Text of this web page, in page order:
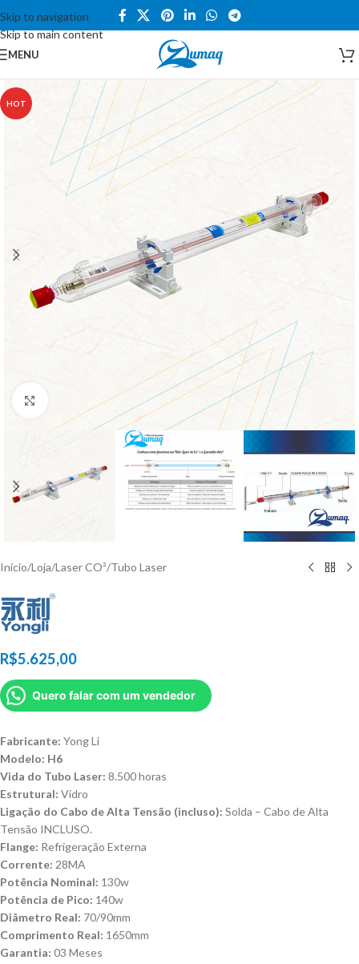
Skip to navigation
Skip to main content
MENU
HOT
Click to enlarge
Início/Loja/Laser CO²/Tubo Laser
R$5.625,00
Quero falar com um vendedor
Fabricante: Yong Li
Modelo: H6
Vida do Tubo Laser: 8.500 horas
Estrutural: Vidro
Ligação do Cabo de Alta Tensão (incluso): Solda – Cabo de Alta
Tensão INCLUSO.
Flange: Refrigeração Externa
Corrente: 28MA
Potência Nominal: 130w
Potência de Pico: 140w
Diâmetro Real: 70/90mm
Comprimento Real: 1650mm
Garantia: 03 Meses